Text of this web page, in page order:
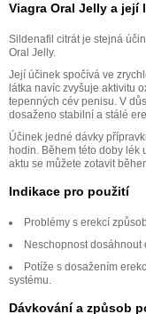
Viagra Oral Jelly a
Sildenafil citrát je stejná
Oral Jelly.
Její účinek spočívá ve
látka navíc zvyšuje aktivitu
tepenných cév penisu. V
dosaženo stabilní a stálé
Účinek jedné dávky
hodin. Během této doby lék
aktu se můžete zotavit
Indikace pro použití
Problémy s erekcí
Neschopnost dosáhnout
Potíže s dosažením
systému.
Dávkování a způsob